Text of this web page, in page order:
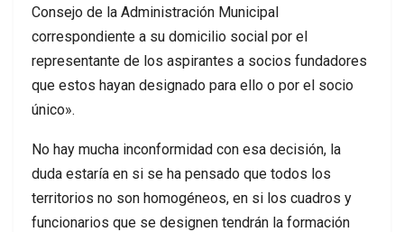
Consejo de la Administración Municipal
correspondiente a su domicilio social por el
representante de los aspirantes a socios fundadores
que estos hayan designado para ello o por el socio
único».
No hay mucha inconformidad con esa decisión, la
duda estaría en si se ha pensado que todos los
territorios no son homogéneos, en si los cuadros y
funcionarios que se designen tendrán la formación